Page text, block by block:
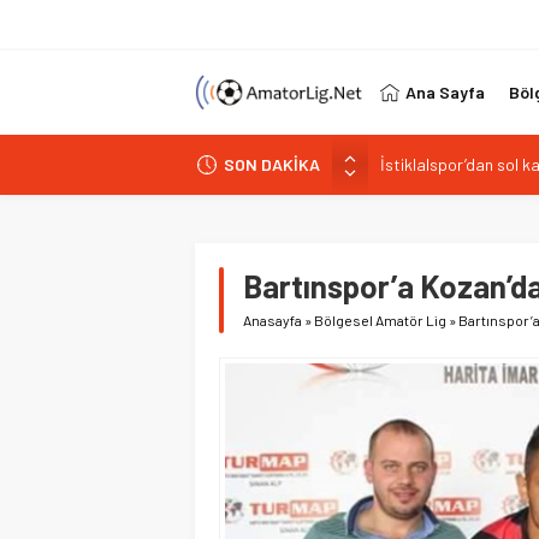
Ana Sayfa
SON DAKİKA
Paşabahçespor’da
İstanbul Gençlerbirliği
Kuzeyin Kaplanları
Bartınspor’a
Anasayfa » Bölgesel Amatör Lig »